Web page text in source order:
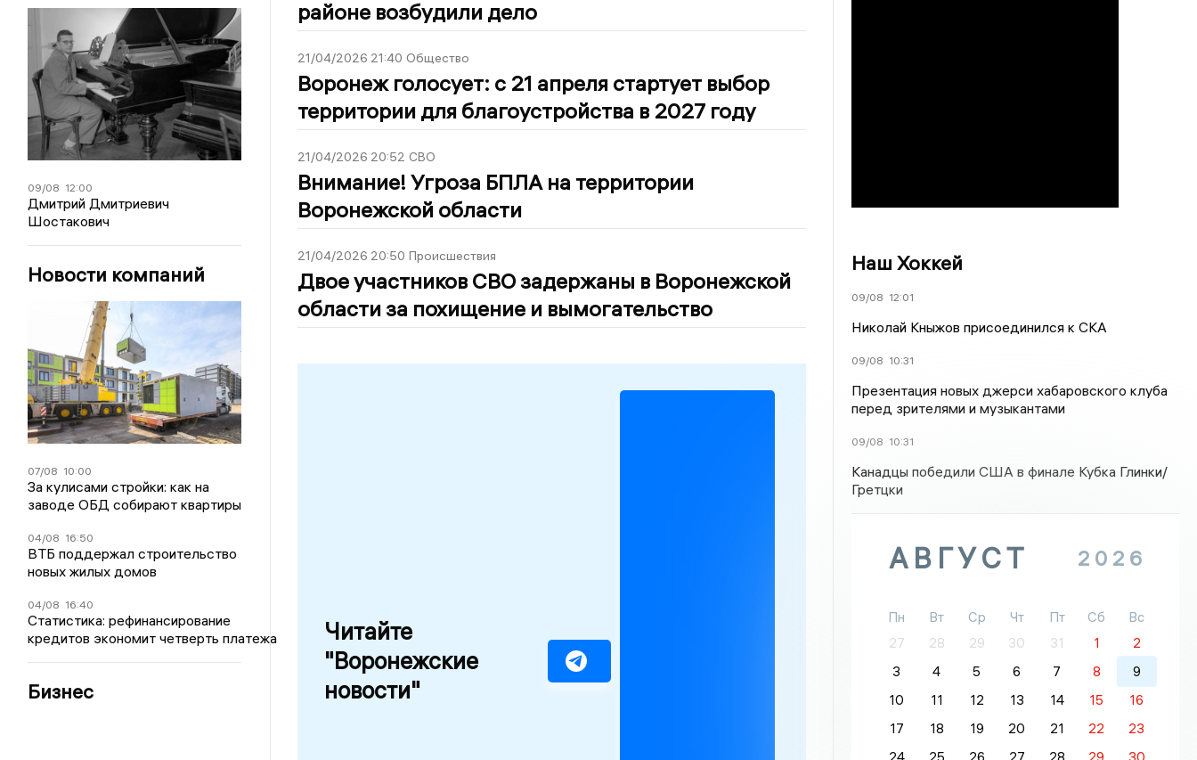
09/08 12:00
Дмитрий Дмитриевич
Шостакович
Новости компаний
07/08 10:00
За кулисами стройки: как на
заводе ОБД собирают квартиры
04/08 16:50
ВТБ поддержал строительство
новых жилых домов
04/08 16:40
Статистика: рефинансирование
кредитов экономит четверть платежа
Бизнес
районе возбудили дело
21/04/2026 21:40 Общество
Воронеж голосует: с 21 апреля стартует выбор
территории для благоустройства в 2027 году
21/04/2026 20:52 СВО
Внимание! Угроза БПЛА на территории
Воронежской области
21/04/2026 20:50 Происшествия
Двое участников СВО задержаны в Воронежской
области за похищение и вымогательство
Читайте
"Воронежские
новости"
Наш Хоккей
09/08 12:01
Николай Кныжов присоединился к СКА
09/08 10:31
Презентация новых джерси хабаровского клуба
перед зрителями и музыкантами
09/08 10:31
Канадцы победили США в финале Кубка Глинки/
Гретцки
АВГУСТ 2026
Пн Вт Ср Чт Пт Сб
Вс
27
28 29 30 31 1
2
3
4 5 6 7 8
9
10
11 12 13 14 15
16
17
18 19 20 21 22
23